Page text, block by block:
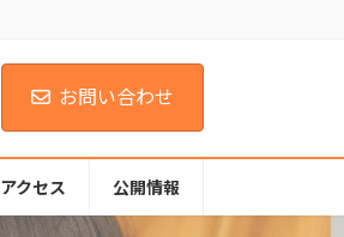
お問い合わせ
アクセス 公開情報